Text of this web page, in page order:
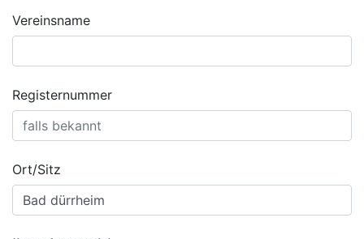
Vereinsname
Registernummer
Ort/Sitz